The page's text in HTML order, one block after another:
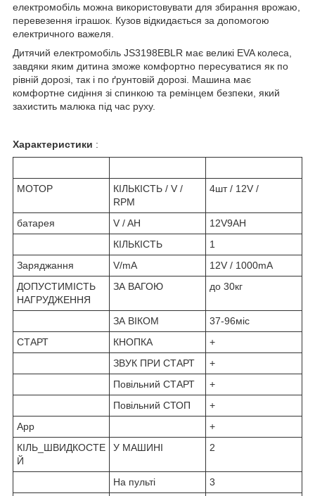
електромобіль можна використовувати для збирання врожаю,
перевезення іграшок. Кузов відкидається за допомогою
електричного важеля.
Дитячий електромобіль JS3198EBLR має великі EVA колеса,
завдяки яким дитина зможе комфортно пересуватися як по
рівній дорозі, так і по ґрунтовій дорозі. Машина має
комфортне сидіння зі спинкою та ремінцем безпеки, який
захистить малюка під час руху.
Характеристики :
МОТОР
КІЛЬКІСТЬ / V /
RPM
4шт / 12V /
батарея V / AH
12V9AH
КІЛЬКІСТЬ
1
Заряджання
V/mA
12V / 1000mA
ДОПУСТИМІСТЬ
НАГРУДЖЕННЯ
ЗА ВАГОЮ до 30кг
ЗА ВІКОМ
37-96міс
СТАРТ
КНОПКА
+
ЗВУК ПРИ СТАРТ
+
Повільний СТАРТ
+
Повільний СТОП
+
App
+
КІЛЬ_ШВИДКОСТЕ
Й
У МАШИНІ 2
На пульті
3